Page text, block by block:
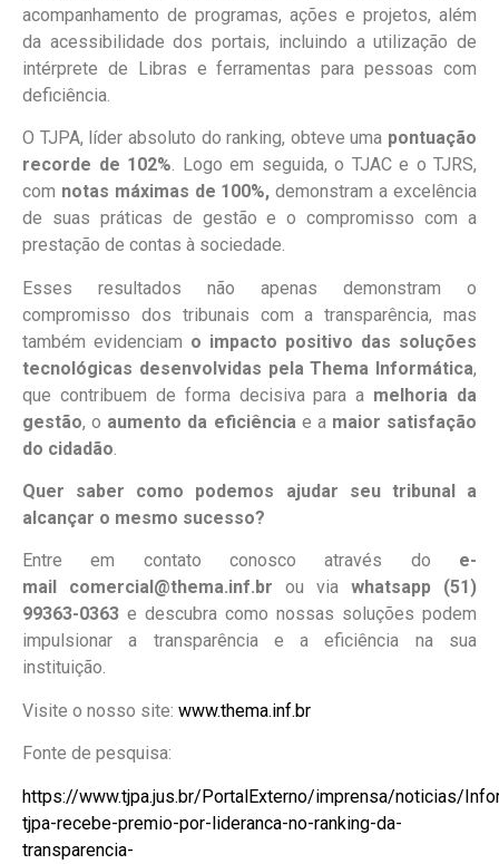
acompanhamento de programas, ações e projetos, além
da acessibilidade dos portais, incluindo a utilização de
intérprete de Libras e ferramentas para pessoas com
deficiência.
O TJPA, líder absoluto do ranking, obteve uma pontuação
recorde de 102%. Logo em seguida, o TJAC e o TJRS,
com notas máximas de 100%, demonstram a excelência
de suas práticas de gestão e o compromisso com a
prestação de contas à sociedade.
Esses resultados não apenas demonstram o
compromisso dos tribunais com a transparência, mas
também evidenciam o impacto positivo das soluções
tecnológicas desenvolvidas pela Thema Informática,
que contribuem de forma decisiva para a melhoria da
gestão, o aumento da eficiência e a maior satisfação
do cidadão
Quer saber como podemos ajudar seu tribunal a
alcançar o mesmo sucesso?
Entre em contato conosco através do e-
mail comercial@thema.inf.br ou via whatsapp (51)
99363-0363 e descubra como nossas soluções podem
impulsionar a transparência e a eficiência na sua
instituição.
Visite o nosso site: www.thema.inf.br
Fonte de pesquisa:
https://www.tjpa.jus.br/PortalExterno/imprensa/noticias/
tjpa-recebe-premio-por-lideranca-no-ranking-da-
transparencia-